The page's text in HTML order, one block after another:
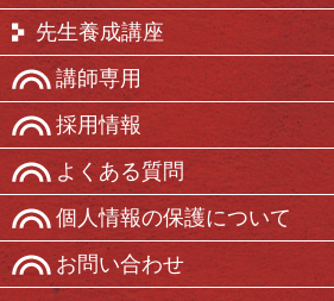
先生養成講座
講師専用
採用情報
よくある質問
個人情報の保護について
お問い合わせ